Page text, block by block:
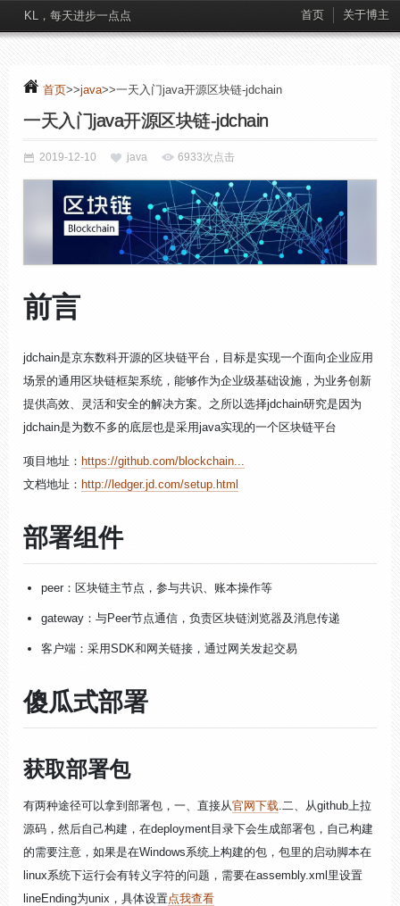
KL，每天进步一点点 首页 关于博主
首页>>java>>一天入门java开源区块链-jdchain
一天入门java开源区块链-jdchain
2019-12-10 java 6933次点击
前言
jdchain是京东数科开源的区块链平台，目标是实现一个面向企业应用
场景的通用区块链框架系统，能够作为企业级基础设施，为业务创新
提供高效、灵活和安全的解决方案。之所以选择jdchain研究是因为
jdchain是为数不多的底层也是采用java实现的一个区块链平台
项目地址： https://github.com/blockchain...
文档地址： http://ledger.jd.com/setup.html
部署组件
peer：区块链主节点，参与共识、账本操作等
gateway：与Peer节点通信，负责区块链浏览器及消息传递
客户端：采用SDK和网关链接，通过网关发起交易
傻瓜式部署
获取部署包
有两种途径可以拿到部署包，一、直接从官网下载.二、从github上拉
源码，然后自己构建，在deployment目录下会生成部署包，自己构建
的需要注意，如果是在Windows系统上构建的包，包里的启动脚本在
linux系统下运行会有转义字符的问题，需要在assembly.xml里设置
lineEnding为unix，具体设置点我查看